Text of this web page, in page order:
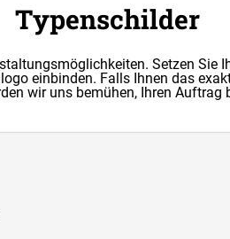
Typenschilder
Setzen Sie
einbinden. Falls Ihnen das
wir uns bemühen, Ihren Auftrag